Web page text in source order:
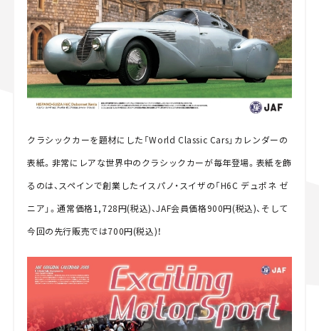
クラシックカーを題材にした「World Classic Cars」カレンダーの
表紙。非常にレアな世界中のクラシックカーが毎年登場。表紙を飾
るのは、スペインで創業したイスパノ・スイザの「H6C デュポネ ゼ
ニア」。通常価格1,728円(税込)、JAF会員価格900円(税込)、そして
今回の先行販売では700円(税込)！